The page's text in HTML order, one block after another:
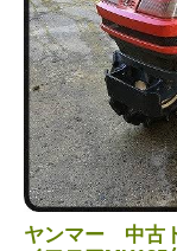
ヤンマー 中古